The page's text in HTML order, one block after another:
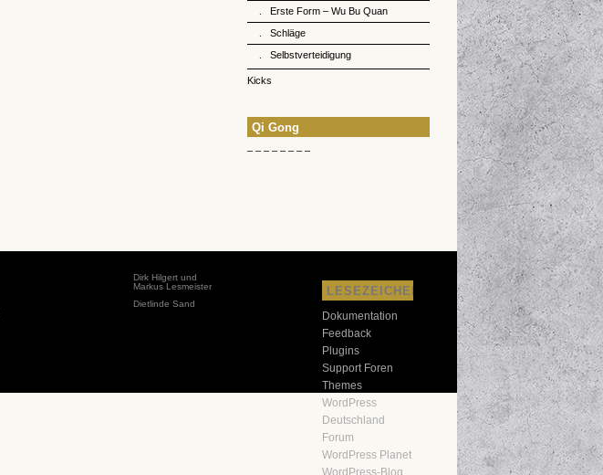
Erste Form – Wu Bu Quan
Schläge
Selbstverteidigung
Kicks
Qi Gong
– – – – – – – –
Dirk Hilgert und
Markus Lesmeister
Dietlinde Sand
LESEZEICHEN
Dokumentation
Feedback
Plugins
Support Foren
Themes
WordPress
Deutschland
Forum
WordPress Planet
WordPress-Blog